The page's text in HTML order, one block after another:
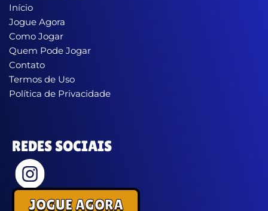
Início
Jogue Agora
Como Jogar
Quem Pode Jogar
Contato
Termos de Uso
Política de Privacidade
REDES SOCIAIS
JOGUE AGORA